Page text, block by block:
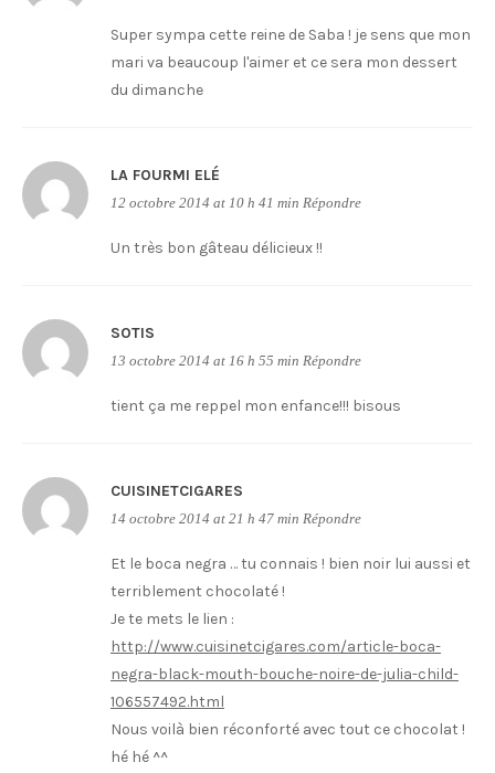
Super sympa cette reine de Saba ! je sens que mon
mari va beaucoup l'aimer et ce sera mon dessert
du dimanche
LA FOURMI ELÉ
12 octobre 2014 at 10 h 41 min Répondre
Un très bon gâteau délicieux !!
SOTIS
13 octobre 2014 at 16 h 55 min Répondre
tient ça me reppel mon enfance!!! bisous
CUISINETCIGARES
14 octobre 2014 at 21 h 47 min Répondre
Et le boca negra … tu connais ! bien noir lui aussi et
terriblement chocolaté !
Je te mets le lien :
http://www.cuisinetcigares.com/article-boca-
negra-black-mouth-bouche-noire-de-julia-child-
106557492.html
Nous voilà bien réconforté avec tout ce chocolat !
hé hé ^^